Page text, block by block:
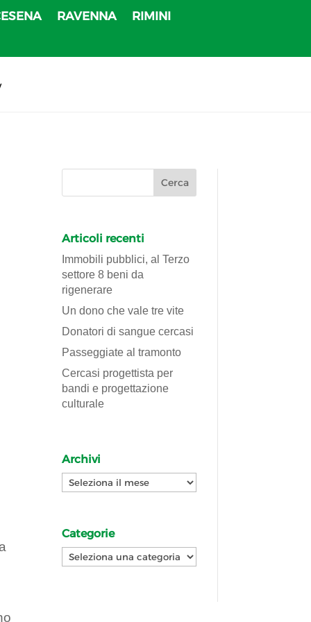
RAVENNA RIMINI
Articoli recenti
Immobili pubblici, al Terzo
settore 8 beni da
rigenerare
Un dono che vale tre vite
Donatori di sangue cercasi
Passeggiate al tramonto
Cercasi progettista per
bandi e progettazione
culturale
Archivi
Archivi
Categorie
Categorie